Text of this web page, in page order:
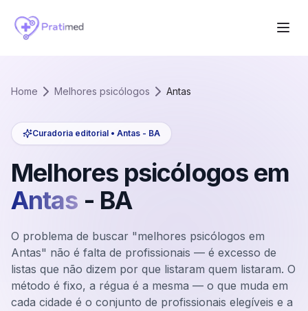
Home Melhores psicólogos Antas
Curadoria editorial • Antas - BA
Melhores psicólogos em
Antas - BA
O problema de buscar "melhores psicólogos em
Antas" não é falta de profissionais — é excesso de
listas que não dizem por que listaram quem listaram. O
método é fixo, a régua é a mesma — o que muda em
cada cidade é o conjunto de profissionais elegíveis e a